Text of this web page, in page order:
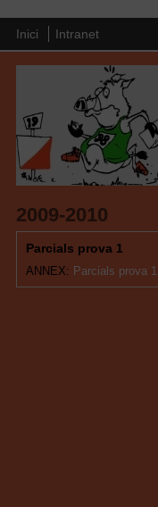
Inici Intranet
2009-2010
Parcials prova 1
ANNEX: Parcials prova 1